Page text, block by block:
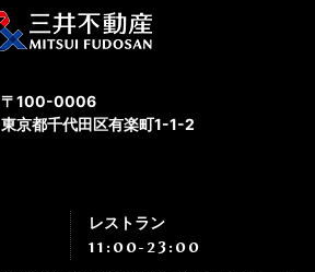
〒100-0006
東京都千代田区有楽町1-1-2
レストラン
11:00-23:00